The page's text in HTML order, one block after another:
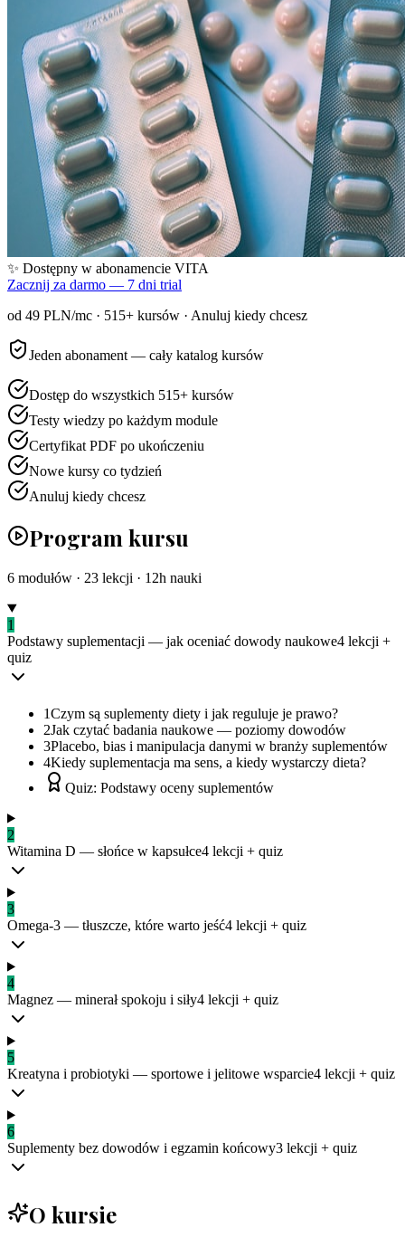
✨ Dostępny w abonamencie VITA
Zacznij za darmo — 7 dni trial
od 49 PLN/mc · 515+ kursów · Anuluj kiedy chcesz
Jeden abonament — cały katalog kursów
Dostęp do wszystkich 515+ kursów
Testy wiedzy po każdym module
Certyfikat PDF po ukończeniu
Nowe kursy co tydzień
Anuluj kiedy chcesz
Program kursu
6 modułów · 23 lekcji · 12h nauki
1
Podstawy suplementacji — jak oceniać dowody naukowe4 lekcji +
quiz
1Czym są suplementy diety i jak reguluje je prawo?
2Jak czytać badania naukowe — poziomy dowodów
3Placebo, bias i manipulacja danymi w branży suplementów
4Kiedy suplementacja ma sens, a kiedy wystarczy dieta?
Quiz: Podstawy oceny suplementów
2
Witamina D — słońce w kapsułce4 lekcji + quiz
3
Omega-3 — tłuszcze, które warto jeść4 lekcji + quiz
4
Magnez — minerał spokoju i siły4 lekcji + quiz
5
Kreatyna i probiotyki — sportowe i jelitowe wsparcie4 lekcji + quiz
6
Suplementy bez dowodów i egzamin końcowy3 lekcji + quiz
O kursie